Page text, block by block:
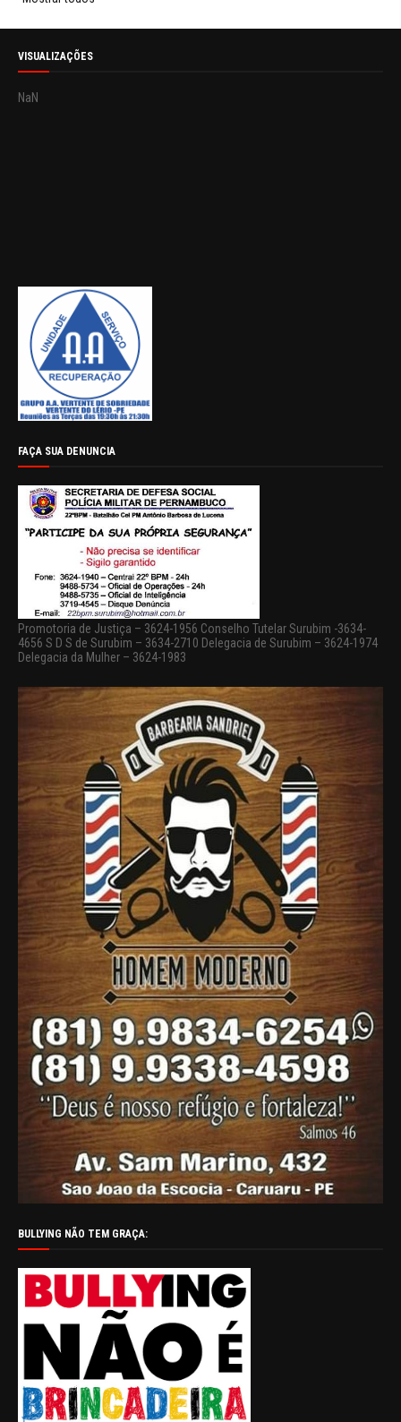
VISUALIZAÇÕES
NaN
FAÇA SUA DENUNCIA
Promotoria de Justiça – 3624-1956 Conselho Tutelar Surubim -3634-
4656 S D S de Surubim – 3634-2710 Delegacia de Surubim – 3624-1974
Delegacia da Mulher – 3624-1983
BULLYING NÃO TEM GRAÇA: